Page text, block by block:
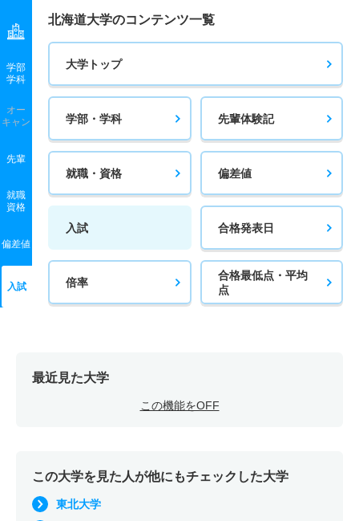
学部
学科
オー
キャン
先輩
就職
資格
偏差値
入試
北海道大学のコンテンツ一覧
大学トップ
学部・学科 先輩体験記
就職・資格 偏差値
入試 合格発表日
倍率
合格最低点・平均
点
最近見た大学
この機能をOFF
この大学を見た人が他にもチェックした大学
東北大学